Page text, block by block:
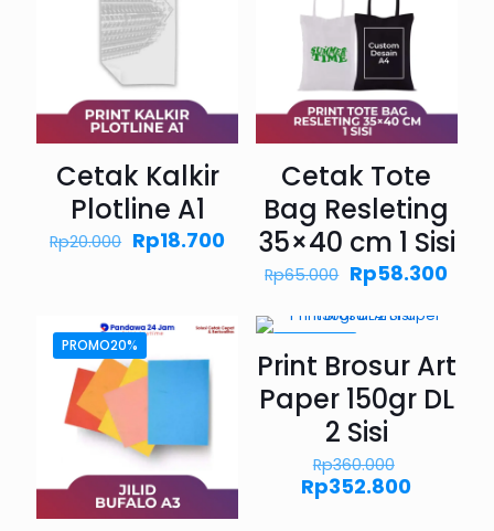
Cetak Kalkir
Plotline A1
Rp20.000 Harga
aslinya
Rp18.700Harga
saat
Rp18.700.
Cetak Tote
Bag Resleting
35×40 cm 1 Sisi
Rp65.000 Harga
aslinya
adalah:
Rp65.000.
Rp58.300
PROMO20%
Print Brosur Art
Paper 150gr DL
2 Sisi
Rp360.000
aslinya
Rp352.800Harga